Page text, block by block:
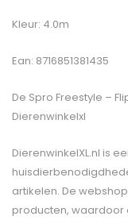
Kleur: 4.0m
Ean: 8716851381435
De Spro Freestyle –
Dierenwinkelxl
DierenwinkelXL.nl is
artikelen. De
producten, waardoor